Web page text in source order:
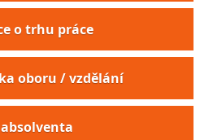
o trhu práce
oboru / vzdělání